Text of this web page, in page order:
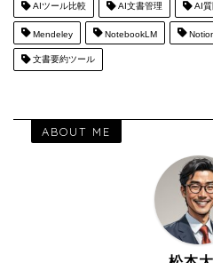
AIツール比較 AI文書管理 AI質
Mendeley NotebookLM
文書要約ツール
ABOUT ME